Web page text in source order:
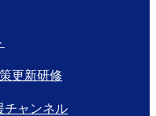
更新研修
チャンネル